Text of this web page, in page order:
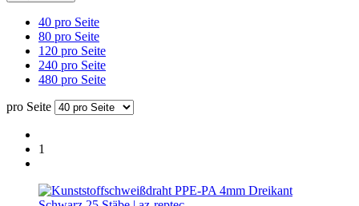
40 pro Seite
80 pro Seite
120 pro Seite
240 pro Seite
480 pro Seite
pro Seite
1